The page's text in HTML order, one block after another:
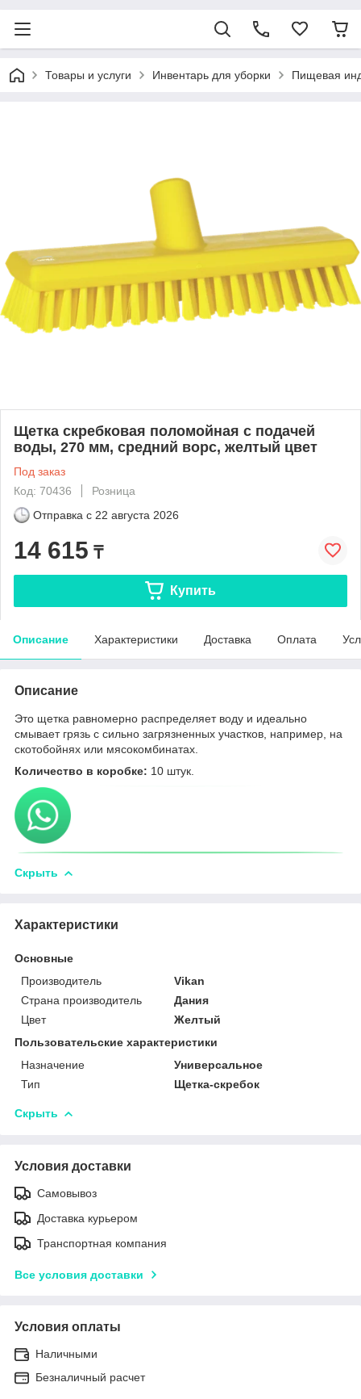
Товары и услуги Инвентарь для уборки Пищевая
Щетка скребковая поломойная с подачей
воды, 270 мм, средний ворс, желтый цвет
Под заказ
Код: 70436
Розница
Отправка с 22 августа 2026
14 615 ₸
Купить
Описание Характеристики Доставка Оплата
Описание
Это щетка равномерно распределяет воду и идеально
смывает грязь с сильно загрязненных участков, например, на
скотобойнях или мясокомбинатах.
Количество в коробке: 10 штук.
Скрыть
Характеристики
Основные
Производитель
Vikan
Страна производитель
Дания
Цвет
Желтый
Пользовательские характеристики
Назначение
Универсальное
Тип
Щетка-скребок
Скрыть
Условия доставки
Самовывоз
Доставка курьером
Транспортная компания
Все условия доставки
Условия оплаты
Наличными
Безналичный расчет